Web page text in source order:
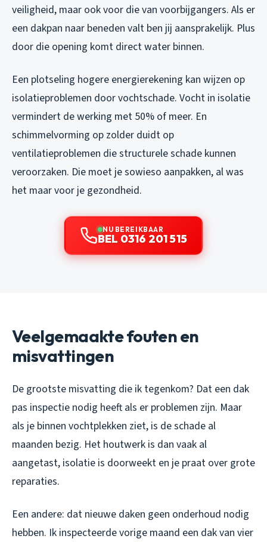
veiligheid, maar ook voor die van voorbijgangers. Als er
een dakpan naar beneden valt ben jij aansprakelijk. Plus
door die opening komt direct water binnen.
Een plotseling hogere energierekening kan wijzen op
isolatieproblemen door vochtschade. Vocht in isolatie
vermindert de werking met 50% of meer. En
schimmelvorming op zolder duidt op
ventilatieproblemen die structurele schade kunnen
veroorzaken. Die moet je sowieso aanpakken, al was
het maar voor je gezondheid.
NU BEREIKBAAR
BEL 0316 201 515
Veelgemaakte fouten en
misvattingen
De grootste misvatting die ik tegenkom? Dat een dak
pas inspectie nodig heeft als er problemen zijn. Maar
als je binnen vochtplekken ziet, is de schade al
maanden bezig. Het houtwerk is dan vaak al
aangetast, isolatie is doorweekt en je praat over grote
reparaties.
Een andere: dat nieuwe daken geen onderhoud nodig
hebben. Ik inspecteerde vorige maand een dak van vier